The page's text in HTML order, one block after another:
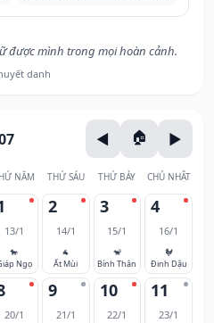
được mình trong mọi hoàn cảnh.
danh
NĂM THỨ SÁU THỨ BẢY CHỦ NHẬT
13/1
🐎
Ngọ
2
14/1
🐐
Ất Mùi
3
15/1
🐒
Bính Thân
4
16/1
🐓
Đinh Dậu
20/1
9
21/1
10
22/1
11
23/1